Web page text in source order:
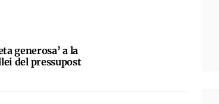
generosa’ a la
del pressupost